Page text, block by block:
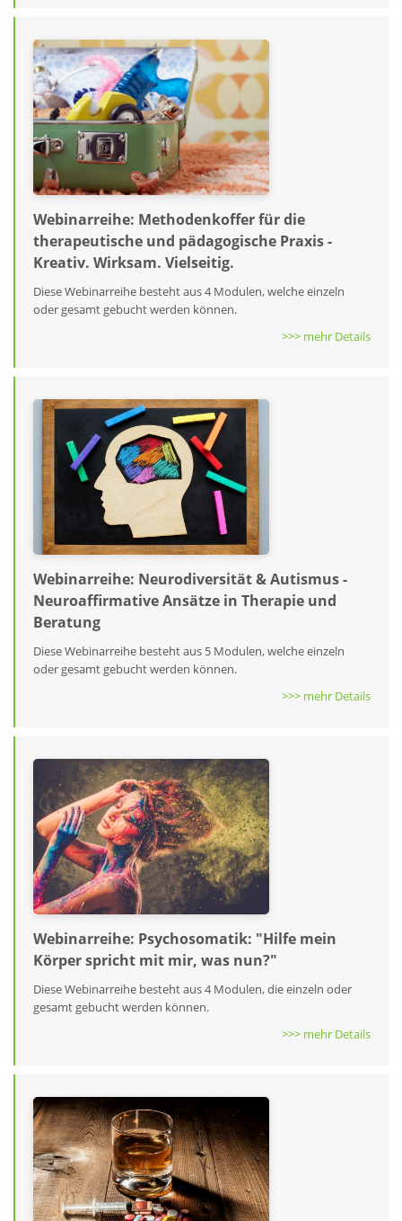
Webinarreihe: Methodenkoffer für die
therapeutische und pädagogische Praxis -
Kreativ. Wirksam. Vielseitig.
Diese Webinarreihe besteht aus 4 Modulen, welche einzeln
oder gesamt gebucht werden können.
>>> mehr Details
Webinarreihe: Neurodiversität & Autismus -
Neuroaffirmative Ansätze in Therapie und
Beratung
Diese Webinarreihe besteht aus 5 Modulen, welche einzeln
oder gesamt gebucht werden können.
>>> mehr Details
Webinarreihe: Psychosomatik: ″Hilfe mein
Körper spricht mit mir, was nun?″
Diese Webinarreihe besteht aus 4 Modulen, die einzeln oder
gesamt gebucht werden können.
>>> mehr Details